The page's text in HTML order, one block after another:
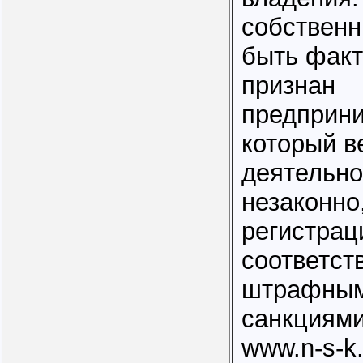
быть
признан
который
www.n-s-